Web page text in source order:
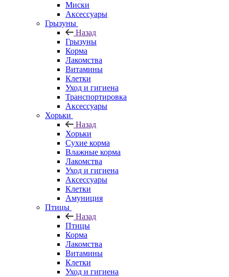
Миски
Аксессуары
Грызуны
Назад
Грызуны
Корма
Лакомства
Витамины
Клетки
Уход и гигиена
Транспортировка
Аксессуары
Хорьки
Назад
Хорьки
Сухие корма
Влажные корма
Лакомства
Уход и гигиена
Аксессуары
Клетки
Амуниция
Птицы
Назад
Птицы
Корма
Лакомства
Витамины
Клетки
Уход и гигиена